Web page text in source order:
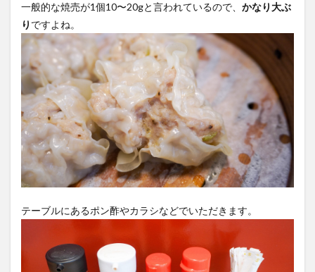
一般的な焼売が1個10〜20gと言われているので、 かなり大ぶ
り ですよね。
テーブルにあるポン酢やカラシなどでいただきます。